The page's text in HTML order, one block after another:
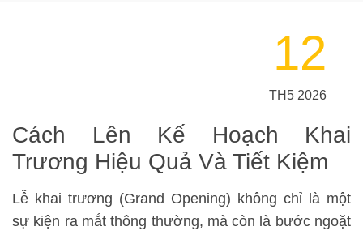
12
TH5 2026
Cách Lên Kế Hoạch Khai
Trương Hiệu Quả Và Tiết Kiệm
Lễ khai trương (Grand Opening) không chỉ là một
sự kiện ra mắt thông thường, mà còn là bước ngoặt